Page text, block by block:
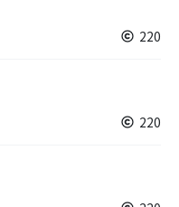
220
220